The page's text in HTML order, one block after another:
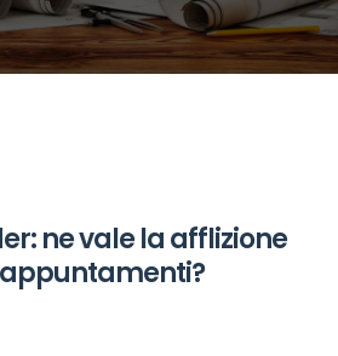
ne vale la afflizione